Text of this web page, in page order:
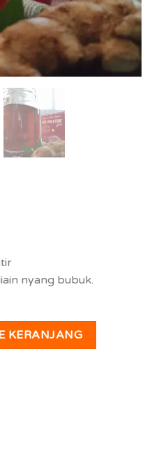
nyang bubuk.
KERANJANG